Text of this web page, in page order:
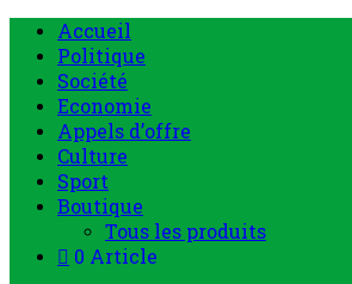
Accueil
Politique
Société
Economie
Appels d’offre
Culture
Sport
Boutique
Tous les produits
0 Article